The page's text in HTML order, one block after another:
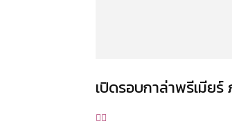
เปิดรอบกาล่าพรีเมีย